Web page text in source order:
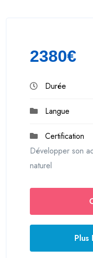
2380€
Durée
Langue
Certification
Développer son
naturel
Plus